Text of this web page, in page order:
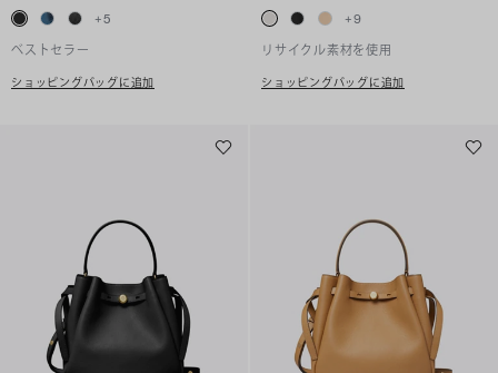
+5
ベストセラー
ショッピングバッグに追加
+9
リサイクル素材を使用
ショッピングバッグに追加